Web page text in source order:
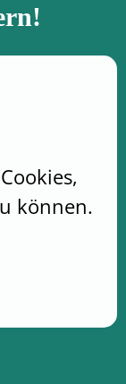
dieser Inhalt
können.